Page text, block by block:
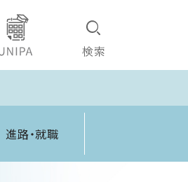
進路・就職